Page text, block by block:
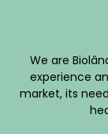
We are
experience
market, its